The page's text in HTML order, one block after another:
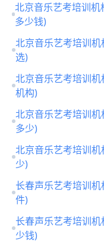
北京音乐艺考培训
多少钱)
北京音乐艺考培训
选)
北京音乐艺考培训
机构)
北京音乐艺考培训
多少)
北京音乐艺考培训
少)
长春声乐艺考培训
件)
长春声乐艺考培训
少钱)